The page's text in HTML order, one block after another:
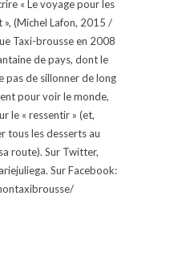
« Le voyage pour les
(Michel Lafon, 2015 /
Taxi-brousse en 2008
de pays, dont le
pas de sillonner de long
pour voir le monde,
le « ressentir » (et,
tous les desserts au
route). Sur Twitter,
Sur Facebook: